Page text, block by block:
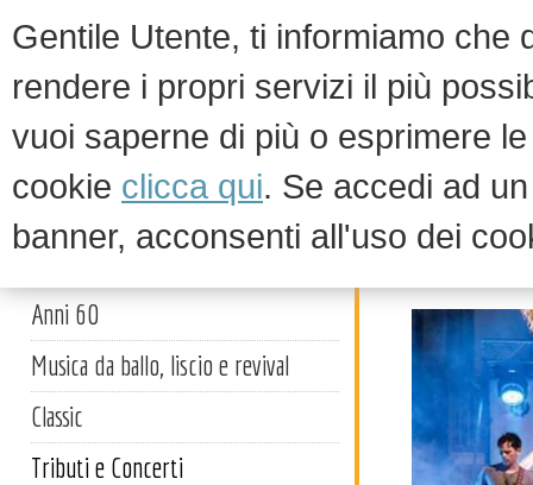
Gentile Utente, ti informiamo che
rendere i propri servizi il più
vuoi saperne di più o esprimere
cookie clicca qui. Se accedi ad
banner, acconsenti all'uso dei
Artisti
Anni 60
Musica da ballo, liscio e revival
Classic
Tributi e Concerti
Piazza